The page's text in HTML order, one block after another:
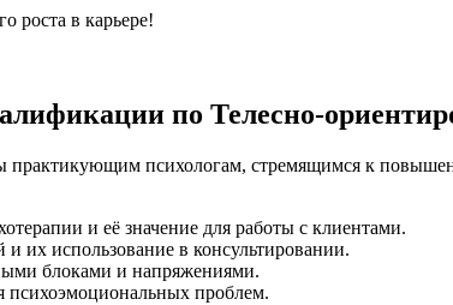
роста в карьере!
по Телесно-
практикующим психологам, стремящимся к
и её значение для работы с клиентами.
их использование в консультировании.
блоками и напряжениями.
психоэмоциональных проблем.